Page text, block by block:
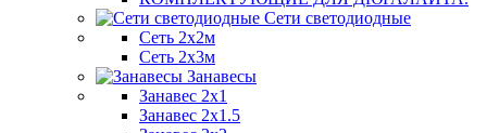
Сети светодиодные
Сеть 2х2м
Сеть 2х3м
Занавесы
Занавес 2х1
Занавес 2х1.5